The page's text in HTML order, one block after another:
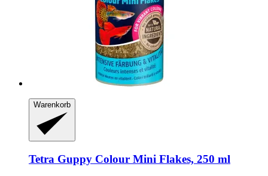
Warenkorb
Tetra Guppy Colour Mini Flakes, 250 ml